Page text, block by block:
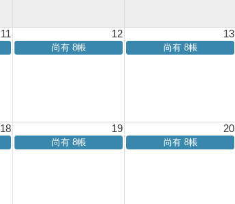
尚有 8帳 尚有 8帳
尚有 8帳 尚有 8帳
11 12 13
18 19 20